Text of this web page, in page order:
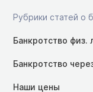
Рубрики статей о
Банкротство физ.
Банкротство
Наши цены